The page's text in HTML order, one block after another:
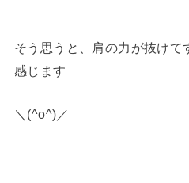
そう思うと、肩の力が抜けて
感じます
＼(^o^)／